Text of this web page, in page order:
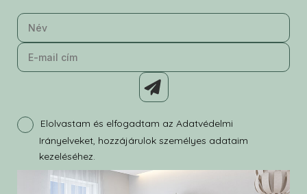
Elolvastam és elfogadtam az Adatvédelmi
Irányelveket, hozzájárulok személyes adataim
kezeléséhez.